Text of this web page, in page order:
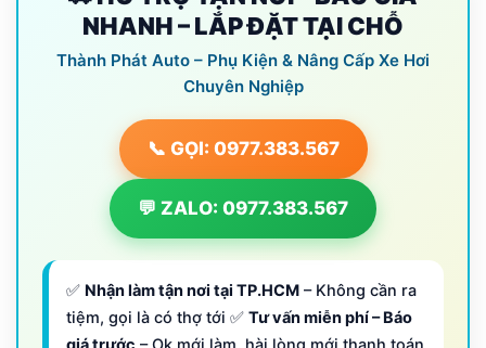
NHANH – LẮP ĐẶT TẠI CHỖ
Thành Phát Auto – Phụ Kiện & Nâng Cấp Xe Hơi
Chuyên Nghiệp
📞 GỌI: 0977.383.567
💬 ZALO: 0977.383.567
✅ Nhận làm tận nơi tại TP.HCM – Không cần ra
tiệm, gọi là có thợ tới ✅ Tư vấn miễn phí – Báo